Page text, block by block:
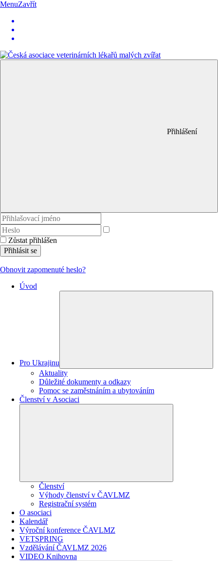
MenuZavřít
Přihlášení
Zůstat přihlášen
Přihlásit se
Obnovit zapomenuté heslo?
Úvod
Pro Ukrajinu
Aktuality
Důležité dokumenty a odkazy
Pomoc se zaměstnáním a ubytováním
Členství v Asociaci
Členství
Výhody členství v ČAVLMZ
Registrační systém
O asociaci
Kalendář
Výroční konference ČAVLMZ
VETSPRING
Vzdělávání ČAVLMZ 2026
VIDEO Knihovna